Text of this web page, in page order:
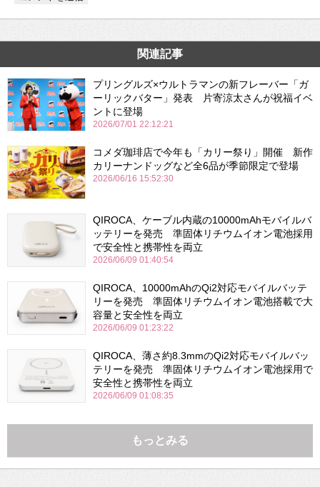
関連記事
プリングルズ×ウルトラマンの新フレーバー「ガ
ーリックバター」発表 片寄涼太さんが祝福イベ
ントに登場
2026/07/01 22:12:21
コメダ珈琲店で今年も「カリー祭り」開催 新作
カリーナンドッグなど全6品が季節限定で登場
2026/06/16 15:52:30
QIROCA、ケーブル内蔵の10000mAhモバイルバ
ッテリーを発売 準固体リチウムイオン電池採用
で安全性と携帯性を両立
2026/06/09 01:40:54
QIROCA、10000mAhのQi2対応モバイルバッテ
リーを発売 準固体リチウムイオン電池搭載で大
容量と安全性を両立
2026/06/09 01:23:22
QIROCA、薄さ約8.3mmのQi2対応モバイルバッ
テリーを発売 準固体リチウムイオン電池採用で
安全性と携帯性を両立
2026/06/09 01:08:35
もっとみる